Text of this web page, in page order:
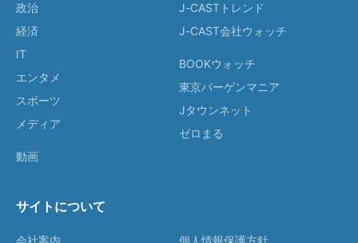
政治
経済
IT
エンタメ
スポーツ
メディア
動画
J-CASTトレンド
J-CAST会社ウォッチ
BOOKウォッチ
東京バーゲンマニア
Jタウンネット
ゼロまる
サイトについて
会社案内
個人情報保護方針